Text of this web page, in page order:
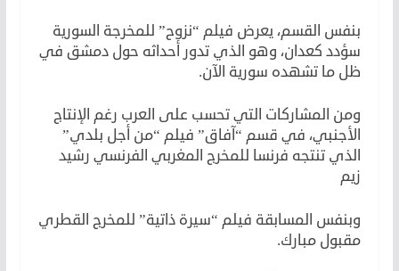
بنفس القسم، يعرض فيلم “نزوح” للمخرجة السورية
سؤدد كعدان، وهو الذي تدور أحداثه حول دمشق في
ظل ما تشهده سورية الآن.
ومن المشاركات التي تحسب على العرب رغم الإنتاج
الأجنبي، في قسم “آفاق” فيلم “من أجل بلدي”
الذي تنتجه فرنسا للمخرج المغربي الفرنسي رشيد
زيم
وبنفس المسابقة فيلم “سيرة ذاتية” للمخرج القطري
مقبول مبارك.